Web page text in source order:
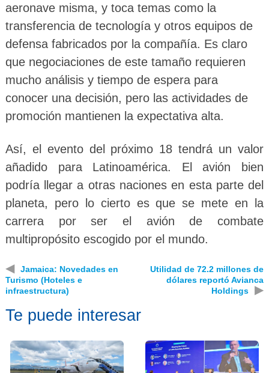
aeronave misma, y toca temas como la
transferencia de tecnología y otros equipos de
defensa fabricados por la compañía. Es claro
que negociaciones de este tamaño requieren
mucho análisis y tiempo de espera para
conocer una decisión, pero las actividades de
promoción mantienen la expectativa alta.
Así, el evento del próximo 18 tendrá un valor
añadido para Latinoamérica. El avión bien
podría llegar a otras naciones en esta parte del
planeta, pero lo cierto es que se mete en la
carrera por ser el avión de combate
multipropósito escogido por el mundo.
◀
Jamaica: Novedades en
Turismo (Hoteles e
infraestructura)
Utilidad de 72.2 millones de
dólares reportó Avianca
Holdings
▶
Te puede interesar